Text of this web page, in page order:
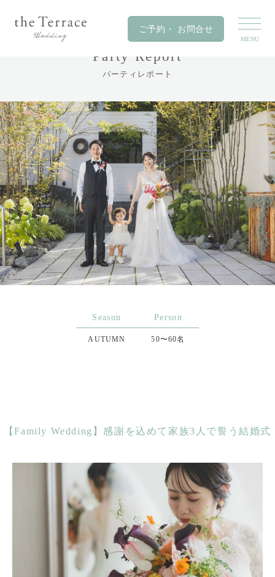
Party Report
パーティレポート
Season
AUTUMN
Person
50〜60名
【Family Wedding】感謝を込めて家族3人で誓う結婚式